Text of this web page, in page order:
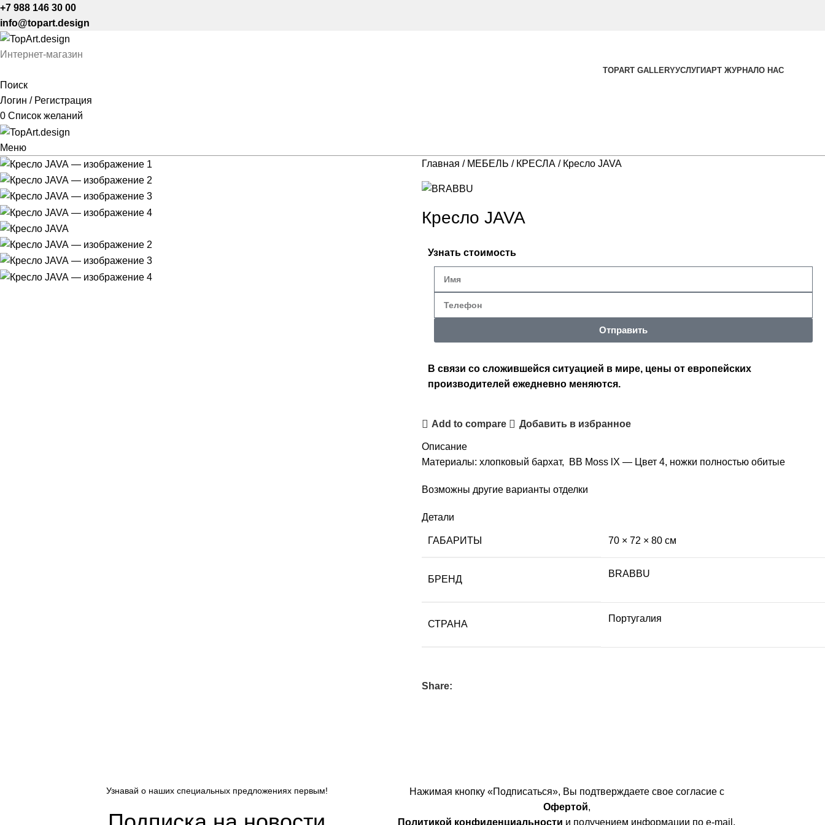
+7 988 146 30 00
info@topart.design
Интернет-магазин
TOPART GALLERYУСЛУГИАРТ ЖУРНАЛО НАС
Поиск
Логин / Регистрация
0 Список желаний
Меню
Главная
МЕБЕЛЬ КРЕСЛА Кресло JAVA
Кресло JAVA
Узнать стоимость
Отправить
В связи со сложившейся ситуацией в мире, цены от европейских
производителей ежедневно меняются.
Add to compare Добавить в избранное
Описание
Материалы: хлопковый бархат,
BB Moss lX — Цвет 4, ножки полностью обитые
Возможны другие варианты отделки
Детали
ГАБАРИТЫ 70 × 72 × 80 см
БРЕНД
BRABBU
СТРАНА
Португалия
Share:
Узнавай о наших специальных предложениях первым!
Нажимая кнопку «Подписаться», Вы подтверждаете свое согласие с
Офертой,
Политикой конфиденциальности и получением информации по e-mail.